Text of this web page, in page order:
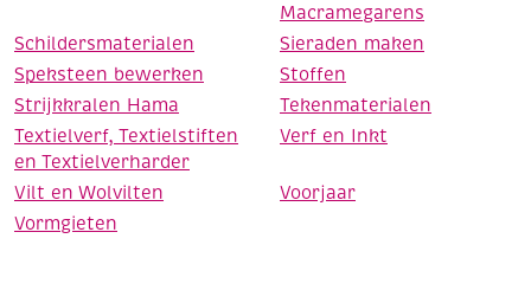
Macramegarens
Schildersmaterialen
Sieraden maken
Speksteen bewerken
Stoffen
Strijkkralen Hama
Tekenmaterialen
Textielverf, Textielstiften
en Textielverharder
Verf en Inkt
Vilt en Wolvilten
Voorjaar
Vormgieten